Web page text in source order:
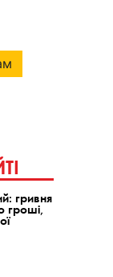
гривня
гроші,